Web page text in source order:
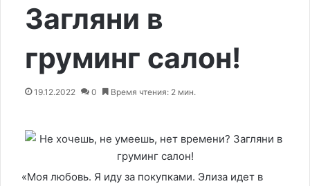
Загляни в
груминг салон!
19.12.2022 0 Время чтения: 2 мин.
«Моя любовь. Я иду за покупками. Элиза идет в